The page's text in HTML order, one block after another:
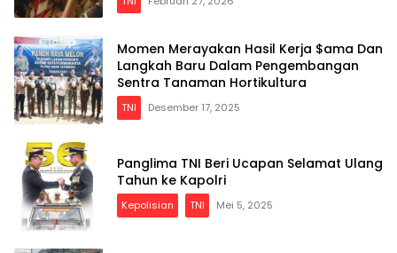
Momen Merayakan Hasil Kerja $ama Dan
Langkah Baru Dalam Pengembangan
Sentra Tanaman Hortikultura
TNI Desember 17, 2025
Panglima TNI Beri Ucapan Selamat Ulang
Tahun ke Kapolri
Kepolisian TNI Mei 5, 2025